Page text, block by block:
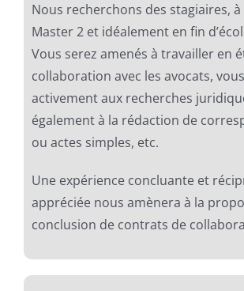
Nous recherchons des stagiaires,
Master 2 et idéalement en fin
Vous serez amenés à travailler en
collaboration avec les avocats,
activement aux recherches
également à la rédaction de
ou actes simples, etc.
Une expérience concluante et
appréciée nous amènera à la
conclusion de contrats de